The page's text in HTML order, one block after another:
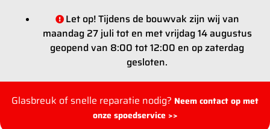
Let op! Tijdens de bouwvak zijn wij van
maandag 27 juli tot en met vrijdag 14 augustus
geopend van 8:00 tot 12:00 en op zaterdag
gesloten.
Glasbreuk of snelle reparatie nodig? Neem contact op met
onze spoedservice >>